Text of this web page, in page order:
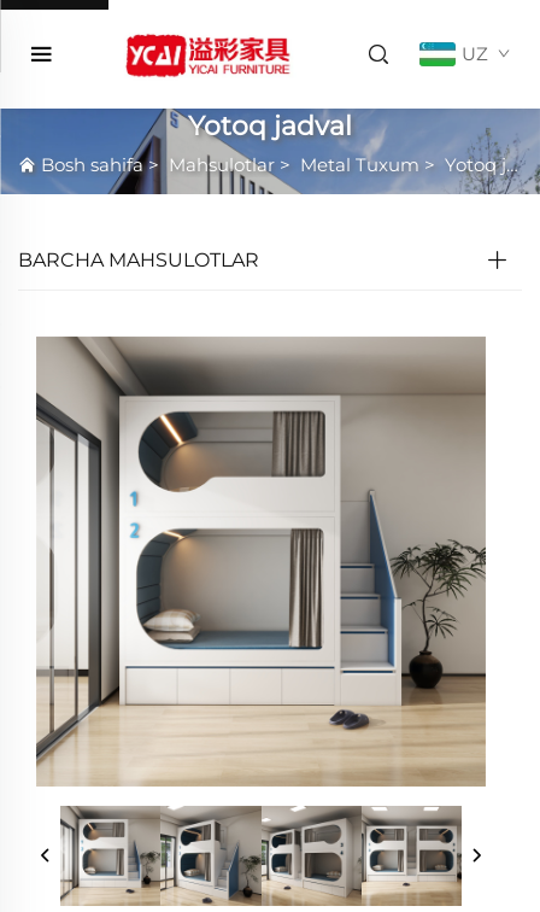
UZ
Yotoq jadval
Bosh sahifa> Mahsulotlar > Metal Tuxum > Yotoq jadval
BARCHA MAHSULOTLAR